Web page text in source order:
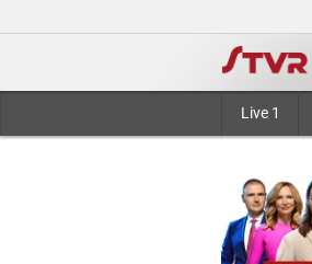
Live 1